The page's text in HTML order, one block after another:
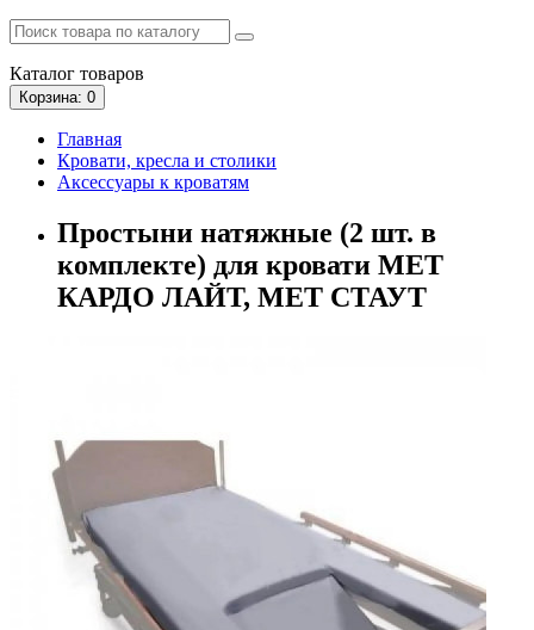
Каталог товаров
Корзина: 0
Главная
Кровати, кресла и столики
Аксессуары к кроватям
Простыни натяжные (2 шт. в
комплекте) для кровати MET
КАРДО ЛАЙТ, MET СТАУТ